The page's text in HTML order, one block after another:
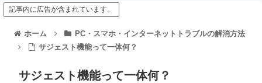
記事内に広告が含まれています。
ホーム
PC・スマホ・インターネットトラブルの解消方法
サジェスト機能って一体何？
サジェスト機能って一体何？